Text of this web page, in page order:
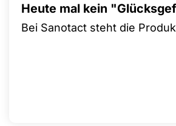
Heute mal kein
Bei Sanotact steht die